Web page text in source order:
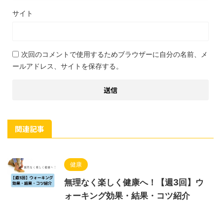
サイト
次回のコメントで使用するためブラウザーに自分の名前、メ
ールアドレス、サイトを保存する。
関連記事
健康
無理なく楽しく健康へ！【週3回】ウ
ォーキング効果・結果・コツ紹介